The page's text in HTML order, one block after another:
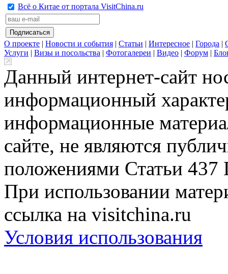
Всё о Китае от портала VisitChina.ru
О проекте | Новости и события | Статьи | Интересное | Города |
Услуги | Визы и посольства | Фотогалереи | Видео | Форум |
Данный интернет-сайт
информационный
информационные
сайте, не являются
положениями Статьи 437
При использовании
ссылка на visitchina.ru
Условия использования